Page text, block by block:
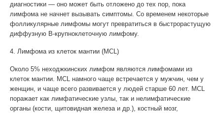
диагностики — оно может быть отложено до тех пор, пока
лимфома не начнет вызывать симптомы. Со временем некоторые
фолликулярные лимфомы могут превратиться в быстрорастущую
диффузную В-крупноклеточную лимфому.
4. Лимфома из клеток мантии (MCL)
Около 5% неходжкинских лимфом являются лимфомами из
клеток мантии. MCL намного чаще встречается у мужчин, чем у
женщин, и чаще всего развивается у людей старше 60 лет. MCL
поражает как лимфатические узлы, так и нелимфатические
органы (кости, щитовидная железа и др.), костный мозг,